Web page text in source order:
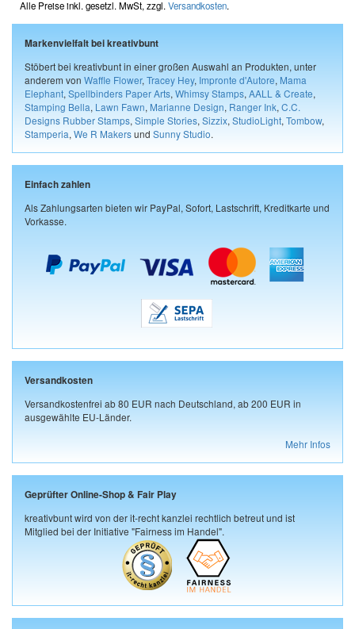
Alle Preise inkl. gesetzl. MwSt, zzgl. Versandkosten.
Markenvielfalt bei kreativbunt
Stöbert bei kreativbunt in einer großen Auswahl an Produkten, unter
anderem von Waffle Flower, Tracey Hey, Impronte d'Autore, Mama
Elephant, Spellbinders Paper Arts, Whimsy Stamps, AALL & Create,
Stamping Bella, Lawn Fawn, Marianne Design, Ranger Ink, C.C.
Designs Rubber Stamps, Simple Stories, Sizzix, StudioLight, Tombow,
Stamperia, We R Makersund Sunny Studio.
Einfach zahlen
Als Zahlungsarten bieten wir PayPal, Sofort, Lastschrift, Kreditkarte und
Vorkasse.
Versandkosten
Versandkostenfrei ab 80 EUR nach Deutschland, ab 200 EUR in
ausgewählte EU-Länder.
Mehr Infos
Geprüfter Online-Shop & Fair Play
kreativbunt wird von der it-recht kanzlei rechtlich betreut und ist
Mitglied bei der Initiative "Fairness im Handel".